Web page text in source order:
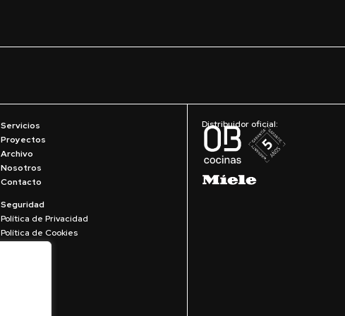
Servicios
Proyectos
Archivo
Nosotros
Contacto
Seguridad
Política de Privacidad
Política de Cookies
Distribuidor oficial: